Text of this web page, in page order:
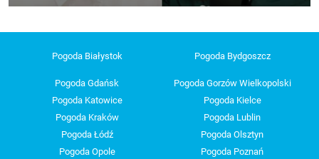
Pogoda Białystok Pogoda Bydgoszcz
Pogoda Gdańsk
Pogoda Gorzów Wielkopolski
Pogoda Katowice
Pogoda Kielce
Pogoda Kraków
Pogoda Lublin
Pogoda Łódź
Pogoda Olsztyn
Pogoda Opole
Pogoda Poznań